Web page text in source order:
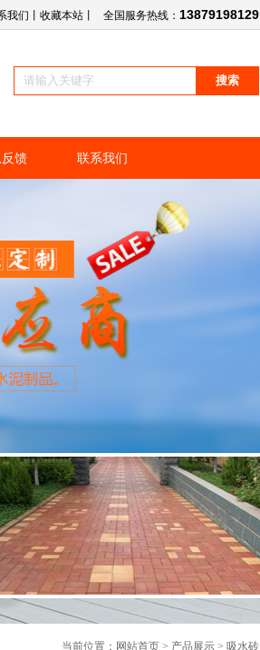
我们 收藏本站丨 全国服务热线： 13879198129
馈 联系我们
当前位置： 网站首页> 产品展示> 吸水砖